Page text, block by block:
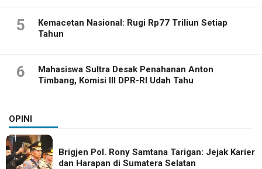
5
Kemacetan Nasional: Rugi Rp77 Triliun Setiap
Tahun
6
Mahasiswa Sultra Desak Penahanan Anton
Timbang, Komisi III DPR-RI Udah Tahu
OPINI
Brigjen Pol. Rony Samtana Tarigan: Jejak Karier
dan Harapan di Sumatera Selatan